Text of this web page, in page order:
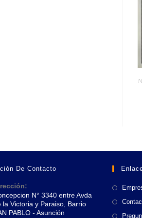
De Contacto
N° 3340 entre Avda
la Victoria y Paraiso, Barrio
PABLO - Asunción